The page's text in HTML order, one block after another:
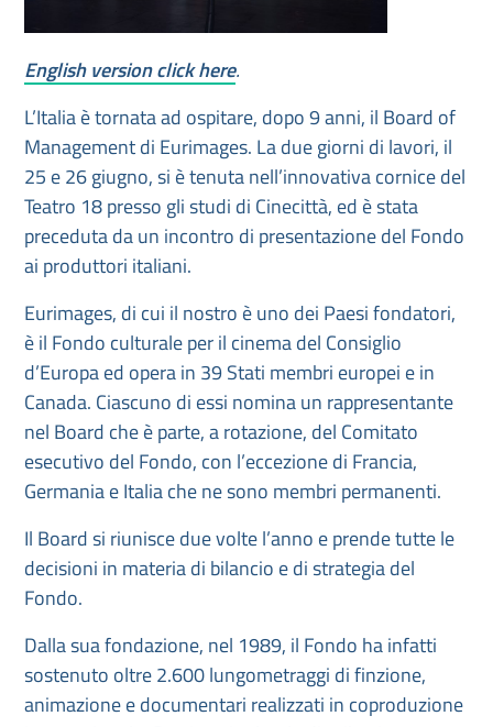
English version click here.
L’Italia è tornata ad ospitare, dopo 9 anni, il Board of
Management di Eurimages. La due giorni di lavori, il
25 e 26 giugno, si è tenuta nell’innovativa cornice del
Teatro 18 presso gli studi di Cinecittà, ed è stata
preceduta da un incontro di presentazione del Fondo
ai produttori italiani.
Eurimages, di cui il nostro è uno dei Paesi fondatori,
è il Fondo culturale per il cinema del Consiglio
d’Europa ed opera in 39 Stati membri europei e in
Canada. Ciascuno di essi nomina un rappresentante
nel Board che è parte, a rotazione, del Comitato
esecutivo del Fondo, con l’eccezione di Francia,
Germania e Italia che ne sono membri permanenti.
Il Board si riunisce due volte l’anno e prende tutte le
decisioni in materia di bilancio e di strategia del
Fondo.
Dalla sua fondazione, nel 1989, il Fondo ha infatti
sostenuto oltre 2.600 lungometraggi di finzione,
animazione e documentari realizzati in coproduzione